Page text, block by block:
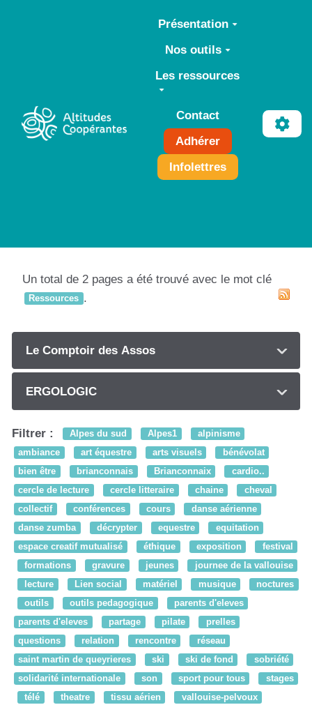
Aller au contenu principal
Présentation
Nos outils
Les ressources
Contact
Adhérer
Infolettres
Un total de 2 pages a été trouvé avec le mot clé
Ressources .
Le Comptoir des Assos
ERGOLOGIC
Filtrer : Alpes du sud Alpes1
alpinisme
ambiance
art équestre arts visuels
bénévolat
bien être
brianconnais Brianconnaix
cardio..
cercle de lecture
cercle litteraire chaine
cheval
collectif
conférences cours
danse aérienne
danse zumba
décrypter equestre
equitation
espace creatif mutualisé
éthique exposition
festival
formations
gravure jeunes
journee de la vallouise
lecture
Lien social matériel musique
noctures
outils
outils pedagogique
parents d'eleves
parents d'eleves
partage pilate
prelles
questions
relation rencontre
réseau
saint martin de queyrieres
ski ski de fond
sobriété
solidarité internationale
son sport pour tous
stages
télé
theatre tissu aérien
vallouise-pelvoux